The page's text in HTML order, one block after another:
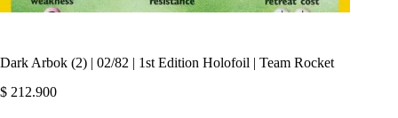
Dark Arbok (2) | 02/82 | 1st Edition Holofoil | Team Rocket
$ 212.900